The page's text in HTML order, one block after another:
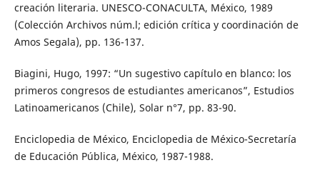
creación literaria. UNESCO-CONACULTA, México, 1989
(Colección Archivos núm.l; edición crítica y coordinación de
Amos Segala), pp. 136-137.
Biagini, Hugo, 1997: “Un sugestivo capítulo en blanco: los
primeros congresos de estudiantes americanos”, Estudios
Latinoamericanos (Chile), Solar n°7, pp. 83-90.
Enciclopedia de México, Enciclopedia de México-Secretaría
de Educación Pública, México, 1987-1988.